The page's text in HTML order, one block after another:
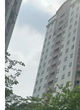
Tổng Biên tập:
Phó Tổng Biên tập:
THỦY
Sở hữu trí tuệ
RSS
Ngôn ngữ